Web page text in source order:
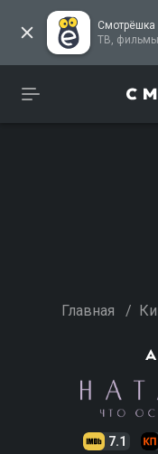
Смотрёшка
Главная /
7.1